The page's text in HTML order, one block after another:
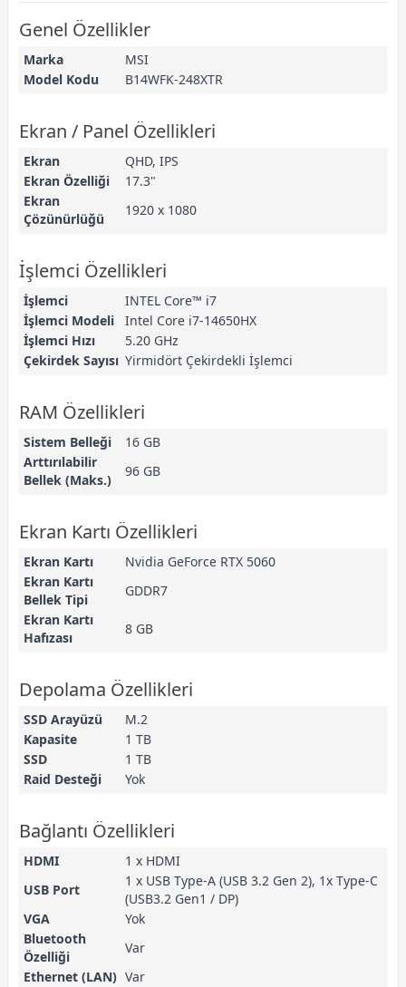
Genel Özellikler
Marka
MSI
Model Kodu
B14WFK-248XTR
Ekran / Panel Özellikleri
Ekran
QHD, IPS
Ekran Özelliği
17.3"
Ekran
Çözünürlüğü
1920 x 1080
İşlemci Özellikleri
İşlemci
INTEL Core™ i7
İşlemci Modeli
Intel Core i7-14650HX
İşlemci Hızı
5.20 GHz
Çekirdek Sayısı Yirmidört Çekirdekli İşlemci
RAM Özellikleri
Sistem Belleği
16 GB
Arttırılabilir
Bellek (Maks.)
96 GB
Ekran Kartı Özellikleri
Ekran Kartı
Nvidia GeForce RTX 5060
Ekran Kartı
Bellek Tipi
GDDR7
Ekran Kartı
Hafızası
8 GB
Depolama Özellikleri
SSD Arayüzü
M.2
Kapasite
1 TB
SSD
1 TB
Raid Desteği
Yok
Bağlantı Özellikleri
HDMI
1 x HDMI
USB Port
1 x USB Type-A (USB 3.2 Gen 2), 1x Type-C
(USB3.2 Gen1 / DP)
VGA
Yok
Bluetooth
Özelliği
Var
Ethernet (LAN) Var